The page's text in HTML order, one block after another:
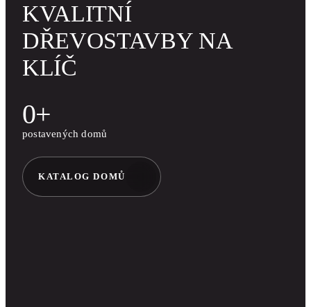
KATALOG DOMŮ
KVALITNÍ
DŘEVOSTAVBY NA
KLÍČ
0+
postavených domů